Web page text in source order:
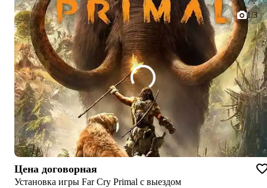
1/3
Цена договорная
Установка игры Far Cry Primal с выездом